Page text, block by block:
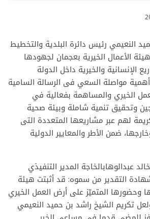
النعيمي رئيس دائرة البلدية والتخطيط
الأعمال الخيرية بعجمان لجهودها
الإنسانية والخيرية داخل الدولة
مواصلة السعي فى الرسالة السامية
الخيري والمساهمة بفعالية في
وتحقيق تنمية شاملة وبيئة صحية
لهم عبر مشاريعها المتعددة التى
ضمن الأطر والمعايير الدولية
عبدالوهابالخاجة المدير التنفيذي
التقدير من سموه: قد أثبتت هيئة
وحضورها المتميّز على أرض العمل الخيري
تكريم الشيخ راشد بن حميد النعيمي